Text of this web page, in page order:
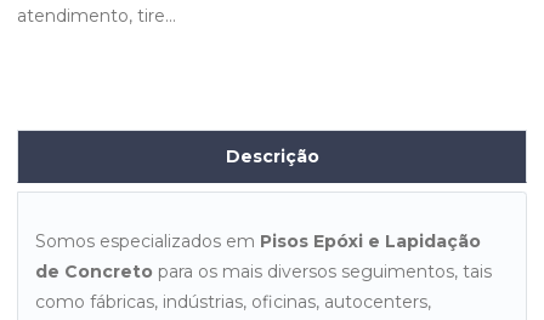
atendimento, tire...
Descrição
Somos especializados em Pisos Epóxi e Lapidação
de Concreto para os mais diversos seguimentos, tais
como fábricas, indústrias, oficinas, autocenters,